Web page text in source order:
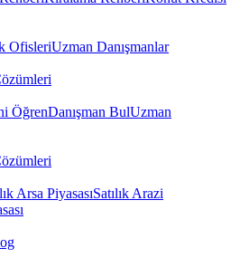
OfisleriUzman Danışmanlar
ÖğrenDanışman BulUzman
Arsa PiyasasıSatılık Arazi